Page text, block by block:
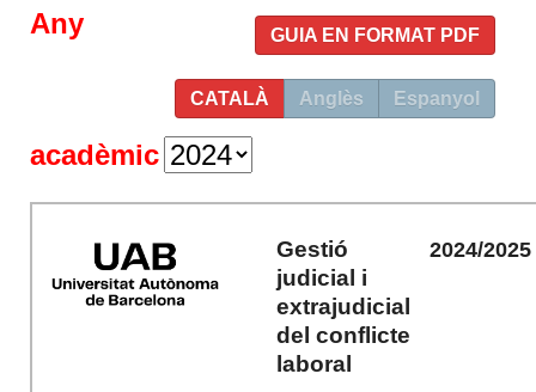
GUIA EN FORMAT PDF
CATALÀ Anglès Espanyol
Any
acadèmic
Gestió
judicial i
extrajudicial
del conflicte
laboral
2024/2025